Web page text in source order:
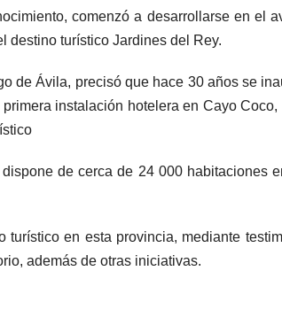
comenzó a desarrollarse en el
destino turístico Jardines del Rey.
de Ávila, precisó que hace 30 años se
instalación hotelera en Cayo Coco,
de cerca de 24 000 habitaciones
en esta provincia, mediante
además de otras iniciativas.